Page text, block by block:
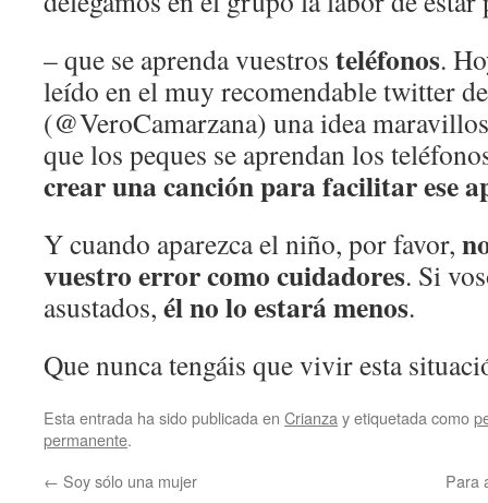
– que se aprenda vuestros teléfonos.
leído en el muy recomendable twitter
(@VeroCamarzana) una idea
que los peques se aprendan los
crear una canción para facilitar ese
Y cuando aparezca el niño, por favor,
vuestro error como cuidadores. Si
asustados, él no lo estará menos.
Que nunca tengáis que vivir esta
Esta entrada ha sido publicada en Crianza y etiquetada como
permanente.
← Soy sólo una mujer Para